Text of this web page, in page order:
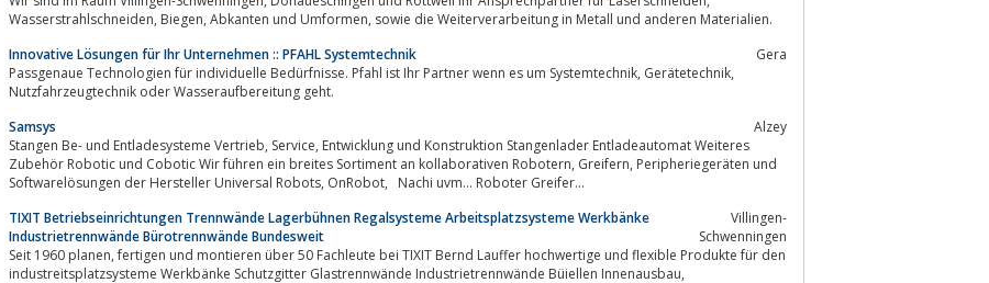
Wasserstrahlschneiden, Biegen, Abkanten und Umformen, sowie die Weiterverarbeitung in Metall und anderen Materialien.
Innovative Lösungen für Ihr Unternehmen :: PFAHL Systemtechnik
Gera
Passgenaue Technologien für individuelle Bedürfnisse. Pfahl ist Ihr Partner wenn es um Systemtechnik, Gerätetechnik,
Nutzfahrzeugtechnik oder Wasseraufbereitung geht.
Samsys
Alzey
Stangen Be- und Entladesysteme Vertrieb, Service, Entwicklung und Konstruktion Stangenlader Entladeautomat Weiteres
Zubehör Robotic und Cobotic Wir führen ein breites Sortiment an kollaborativen Robotern, Greifern, Peripheriegeräten und
Softwarelösungen der Hersteller Universal Robots, OnRobot, Nachi uvm… Roboter Greifer...
TIXIT Betriebseinrichtungen Trennwände Lagerbühnen Regalsysteme Arbeitsplatzsysteme Werkbänke
Industrietrennwände Bürotrennwände Bundesweit
Villingen-
Schwenningen
Seit 1960 planen, fertigen und montieren über 50 Fachleute bei TIXIT Bernd Lauffer hochwertige und flexible Produkte für den
industreitsplatzsysteme Werkbänke Schutzgitter Glastrennwände Industrietrennwände Büiellen Innenausbau,